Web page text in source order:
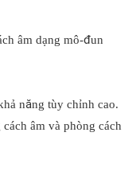
âm dạng mô-đun
năng tùy chỉnh cao.